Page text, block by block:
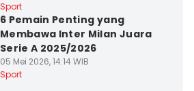
Sport
6 Pemain Penting yang
Membawa Inter Milan Juara
Serie A 2025/2026
05 Mei 2026, 14:14 WIB
Sport